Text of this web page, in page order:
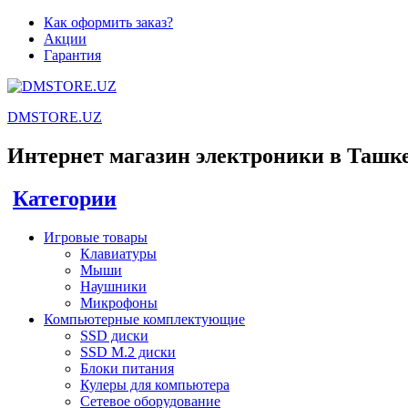
Как оформить заказ?
Акции
Гарантия
DMSTORE.UZ
Интернет магазин электроники в
Категории
Игровые товары
Клавиатуры
Мыши
Наушники
Микрофоны
Компьютерные комплектующие
SSD диски
SSD M.2 диски
Блоки питания
Кулеры для компьютера
Сетевое оборудование